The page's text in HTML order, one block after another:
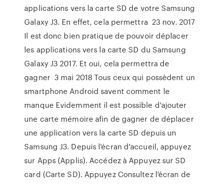
applications vers la carte SD de votre Samsung
Galaxy J3. En effet, cela permettra 23 nov. 2017
Il est donc bien pratique de pouvoir déplacer
les applications vers la carte SD du Samsung
Galaxy J3 2017. Et oui, cela permettra de
gagner 3 mai 2018 Tous ceux qui possèdent un
smartphone Android savent comment le
manque Evidemment il est possible d'ajouter
une carte mémoire afin de gagner de déplacer
une application vers la carte SD depuis un
Samsung J3. Depuis l'écran d'accueil, appuyez
sur Apps (Applis). Accédez à Appuyez sur SD
card (Carte SD). Appuyez Consultez l'écran de